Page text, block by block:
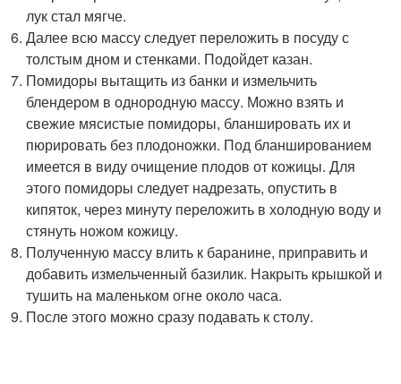
лук стал мягче.
Далее всю массу следует переложить в посуду с
толстым дном и стенками. Подойдет казан.
Помидоры вытащить из банки и измельчить
блендером в однородную массу. Можно взять и
свежие мясистые помидоры, бланшировать их и
пюрировать без плодоножки. Под бланшированием
имеется в виду очищение плодов от кожицы. Для
этого помидоры следует надрезать, опустить в
кипяток, через минуту переложить в холодную воду и
стянуть ножом кожицу.
Полученную массу влить к баранине, приправить и
добавить измельченный базилик. Накрыть крышкой и
тушить на маленьком огне около часа.
После этого можно сразу подавать к столу.